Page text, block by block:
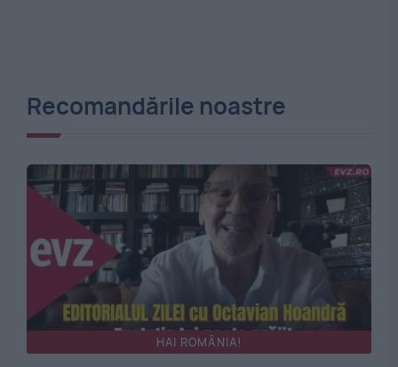
Recomandările noastre
HAI ROMÂNIA!